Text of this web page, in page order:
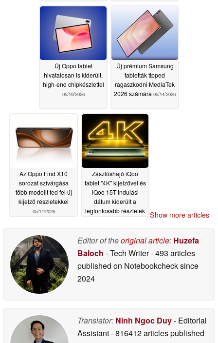
05/19/2026
Új Oppo tablet
hivatalosan is kiderült,
high-end chipkészlettel
05/19/2026
Új prémium Samsung
tabletták tipped
ragaszkodni MediaTek
2026 számára 05/14/2026
Az Oppo Find X10
sorozat szivárgása
több modellt fed fel új
kijelző részletekkel
05/14/2026
Zászlóshajó iQoo
tablet "4K" kijelzővel és
iQoo 15T indulási
dátum kiderült a
legfontosabb részletek Show more articles
Editor of theoriginal article: Huzefa
Baloch - Tech Writer- 493 articles
published on Notebookchecksince
2024
Translator: Ninh Ngoc Duy- Editorial
Assistant- 816412 articles published